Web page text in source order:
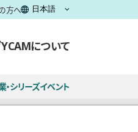
方へ
YCAMについて
・シリーズイベント